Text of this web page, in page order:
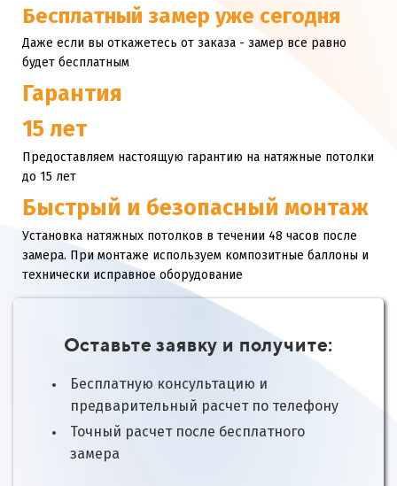
Бесплатный замер уже сегодня
Даже если вы откажетесь от заказа - замер все равно
будет бесплатным
Гарантия
15 лет
Предоставляем настоящую гарантию на натяжные потолки
до 15 лет
Быстрый и безопасный монтаж
Установка натяжных потолков в течении 48 часов после
замера. При монтаже используем композитные баллоны и
технически исправное оборудование
Оставьте заявку и получите:
Бесплатную консультацию и
предварительный расчет по телефону
Точный расчет после бесплатного
замера